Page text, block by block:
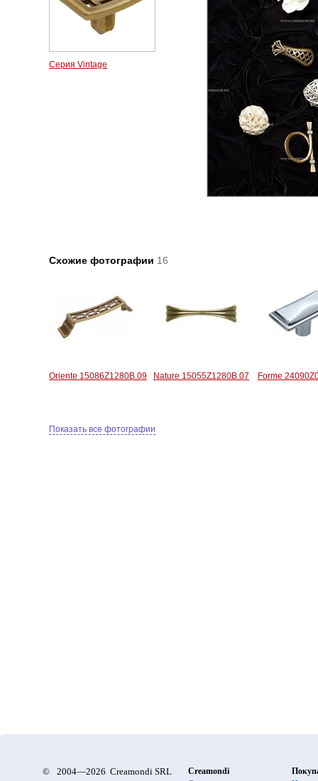
Серия Vintage
Схожие фотографии 16
Oriente 15086Z1280B.09 Nature 15055Z1280B.07 Forme
Показать все фотографии
© 2004—2026 Creamondi SRL
Creamondi